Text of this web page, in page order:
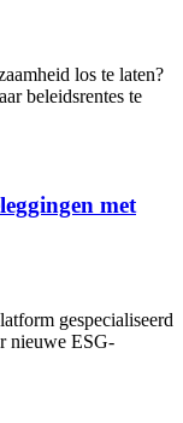
los te laten?
beleidsrentes te
met
gespecialiseerd
nieuwe ESG-